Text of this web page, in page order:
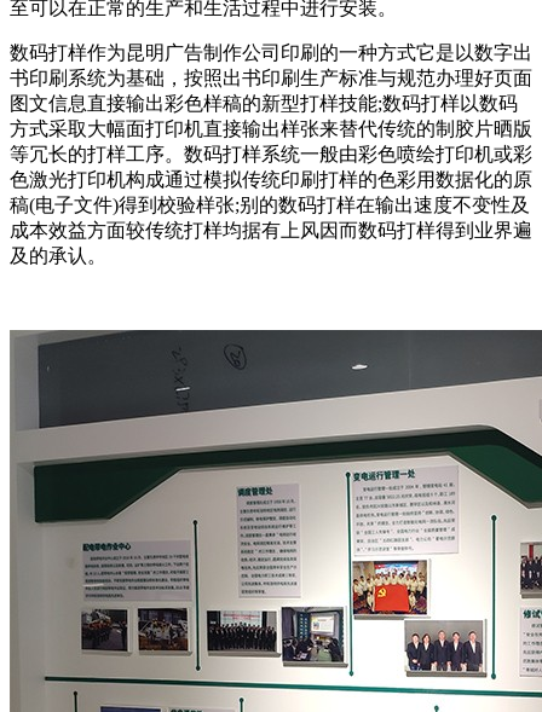
至可以在正常的生产和生活过程中进行安装。
数码打样作为昆明广告制作公司印刷的一种方式它是以数字出
书印刷系统为基础，按照出书印刷生产标准与规范办理好页面
图文信息直接输出彩色样稿的新型打样技能;数码打样以数码
方式采取大幅面打印机直接输出样张来替代传统的制胶片晒版
等冗长的打样工序。数码打样系统一般由彩色喷绘打印机或彩
色激光打印机构成通过模拟传统印刷打样的色彩用数据化的原
稿(电子文件)得到校验样张;别的数码打样在输出速度不变性及
成本效益方面较传统打样均据有上风因而数码打样得到业界遍
及的承认。